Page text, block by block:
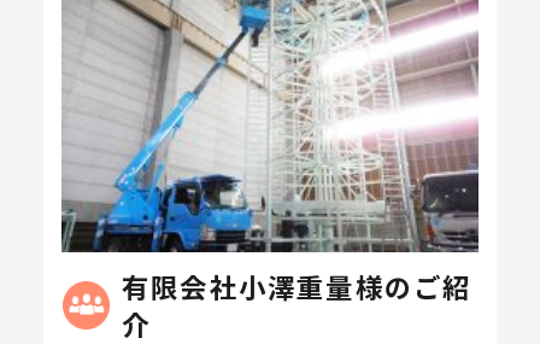
有限会社小澤重量様のご紹
介